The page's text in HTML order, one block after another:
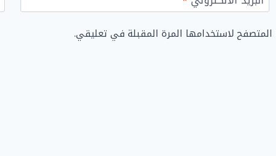
لاستخدامها المرة المقبلة في تعليقي.